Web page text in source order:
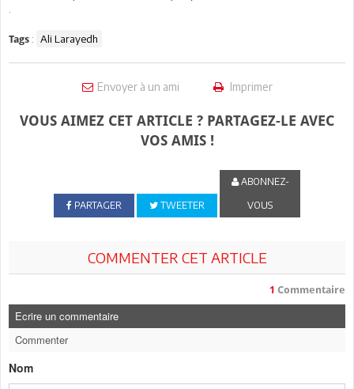
Tags : Ali Larayedh
Envoyer à un ami Imprimer
VOUS AIMEZ CET ARTICLE ? PARTAGEZ-LE AVEC
VOS AMIS !
PARTAGER TWEETER
ABONNEZ-
VOUS
COMMENTER CET ARTICLE
1 Commentaire
Ecrire un commentaire
Commenter
Nom